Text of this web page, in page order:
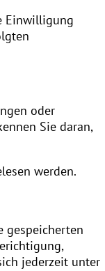
Einwilligung
oder
Sie daran,
werden.
gespeicherten
jederzeit unter